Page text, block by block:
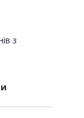
з